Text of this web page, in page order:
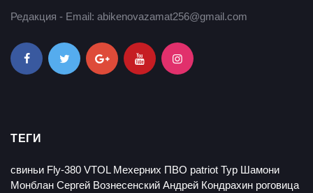
Редакция - Email: abikenovazamat256@gmail.com
ТЕГИ
свиньи Fly-380 VTOL Мехерних ПВО patriot Тур Шамони
Монблан Сергей Вознесенский Андрей Кондрахин роговица